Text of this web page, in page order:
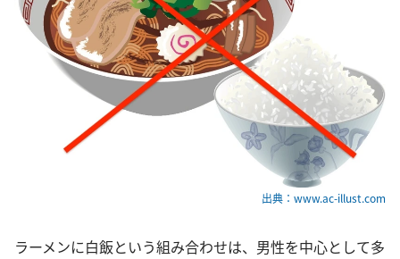
出典：www.ac-illust.com
ラーメンに白飯という組み合わせは、男性を中心として多